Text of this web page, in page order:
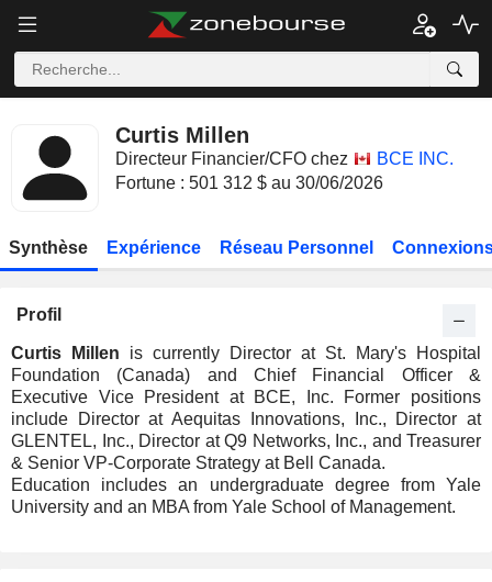
Curtis Millen
Directeur Financier/CFO chez
BCE INC.
Fortune : 501 312 $ au 30/06/2026
Synthèse Expérience Réseau Personnel
Profil
Curtis Millen is currently Director at St. Mary's Hospital
Foundation (Canada) and Chief Financial Officer &
Executive Vice President at BCE, Inc. Former positions
include Director at Aequitas Innovations, Inc., Director at
GLENTEL, Inc., Director at Q9 Networks, Inc., and Treasurer
& Senior VP-Corporate Strategy at Bell Canada.
Education includes an undergraduate degree from Yale
University and an MBA from Yale School of Management.